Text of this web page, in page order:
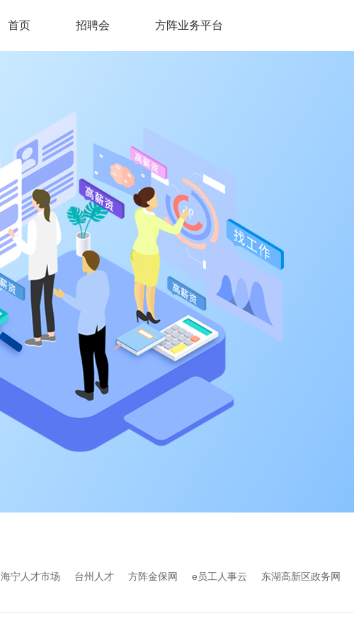
首页 招聘会 方阵业务平台
海宁人才市场 台州人才 方阵金保网 e员工人事云 东湖高新区政务网